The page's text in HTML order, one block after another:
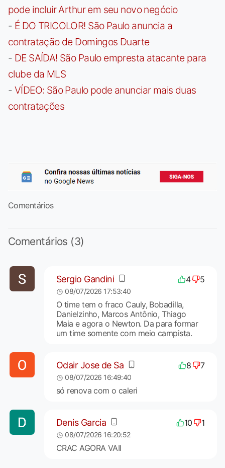
pode incluir Arthur em seu novo negócio
- É DO TRICOLOR! São Paulo anuncia a
contratação de Domingos Duarte
- DE SAÍDA! São Paulo empresta atacante para
clube da MLS
- VÍDEO: São Paulo pode anunciar mais duas
contratações
Comentários
Comentários (3)
Sergio Gandini 4 5
08/07/2026 17:53:40
O time tem o fraco Cauly, Bobadilla,
Danielzinho, Marcos Antônio, Thiago
Maia e agora o Newton. Da para formar
um time somente com meio campista.
Odair Jose de Sa 8 7
08/07/2026 16:49:40
só renova com o caleri
Denis Garcia 10 1
08/07/2026 16:20:52
CRAC AGORA VAII